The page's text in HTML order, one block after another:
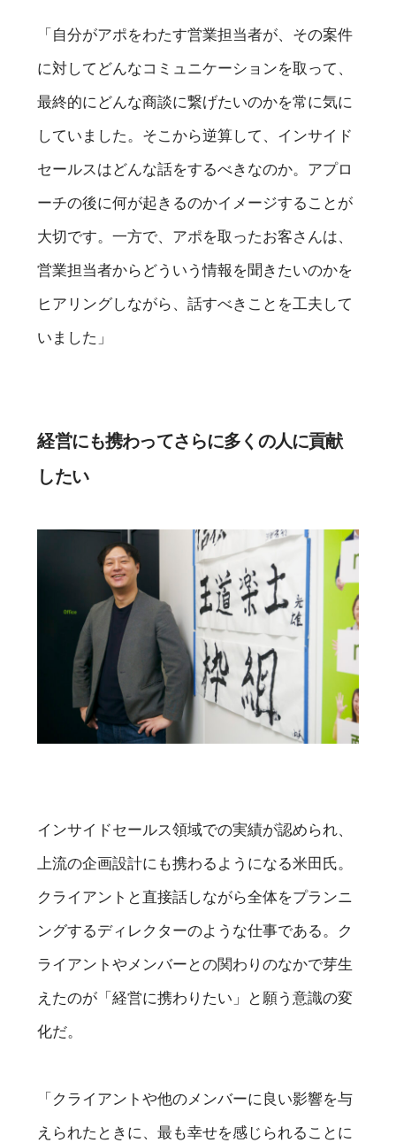
「自分がアポをわたす営業担当者が、その案件
に対してどんなコミュニケーションを取って、
最終的にどんな商談に繋げたいのかを常に気に
していました。そこから逆算して、インサイド
セールスはどんな話をするべきなのか。アプロ
ーチの後に何が起きるのかイメージすることが
大切です。一方で、アポを取ったお客さんは、
営業担当者からどういう情報を聞きたいのかを
ヒアリングしながら、話すべきことを工夫して
いました」
経営にも携わってさらに多くの人に貢献
したい
インサイドセールス領域での実績が認められ、
上流の企画設計にも携わるようになる米田氏。
クライアントと直接話しながら全体をプランニ
ングするディレクターのような仕事である。ク
ライアントやメンバーとの関わりのなかで芽生
えたのが「経営に携わりたい」と願う意識の変
化だ。
「クライアントや他のメンバーに良い影響を与
えられたときに、最も幸せを感じられることに